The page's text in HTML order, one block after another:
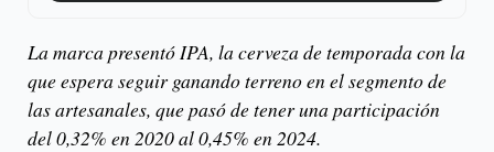
La marca presentó IPA, la cerveza de temporada con la
que espera seguir ganando terreno en el segmento de
las artesanales, que pasó de tener una participación
del 0,32% en 2020 al 0,45% en 2024.